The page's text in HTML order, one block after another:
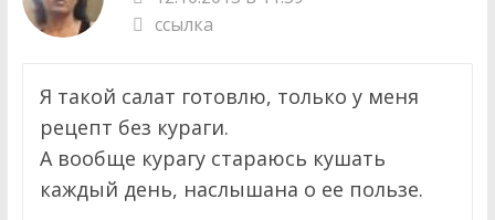
ссылка
Я такой салат готовлю, только у меня
рецепт без кураги.
А вообще курагу стараюсь кушать
каждый день, наслышана о ее пользе.